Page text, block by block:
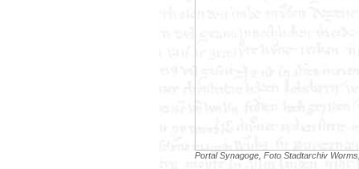
Portal Synagoge, Foto Stadtarchiv